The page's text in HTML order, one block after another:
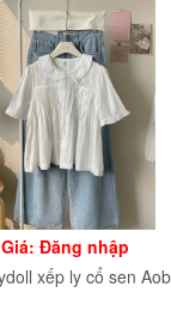
Giá: Đăng nhập